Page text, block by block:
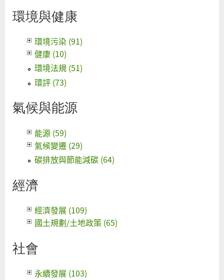
環境與健康
環境污染 (91)
健康 (10)
環境法規 (51)
環評 (73)
氣候與能源
能源 (59)
氣候變遷 (29)
碳排放與節能減碳 (64)
經濟
經濟發展 (109)
國土規劃/土地政策 (65)
社會
永續發展 (103)